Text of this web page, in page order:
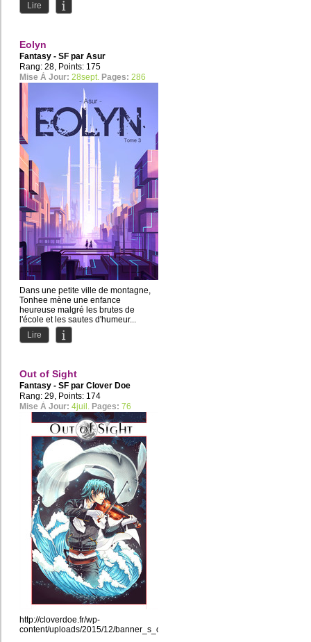
Lire
Eolyn
Fantasy - SF par Asur
Rang: 28, Points: 175
Mise À Jour: 28sept. Pages: 286
Dans une petite ville de montagne,
Tonhee mène une enfance
heureuse malgré les brutes de
l'école et les sautes d'humeur...
Lire
Out of Sight
Fantasy - SF par Clover Doe
Rang: 29, Points: 174
Mise À Jour: 4juil. Pages: 76
http://cloverdoe.fr/wp-
content/uploads/2015/12/banner_s_oos.jpg